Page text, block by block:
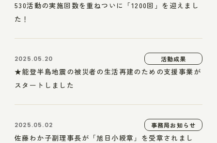
530活動の実施回数を重ねついに「1200回」を迎えまし
た！
2025.05.20 活動成果
★能登半島地震の被災者の生活再建のための支援事業が
スタートしました
2025.05.02 事務局お知らせ
佐藤わか子副理事長が「旭日小綬章」を受章されまし